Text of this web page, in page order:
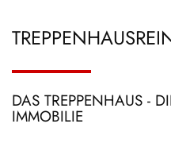
DAS TREPPENHAUS -
IMMOBILIE